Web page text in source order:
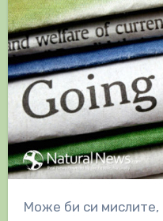
Може би си мислите, че яденето на органична